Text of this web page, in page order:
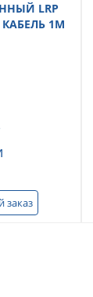
LRP
1М
заказ